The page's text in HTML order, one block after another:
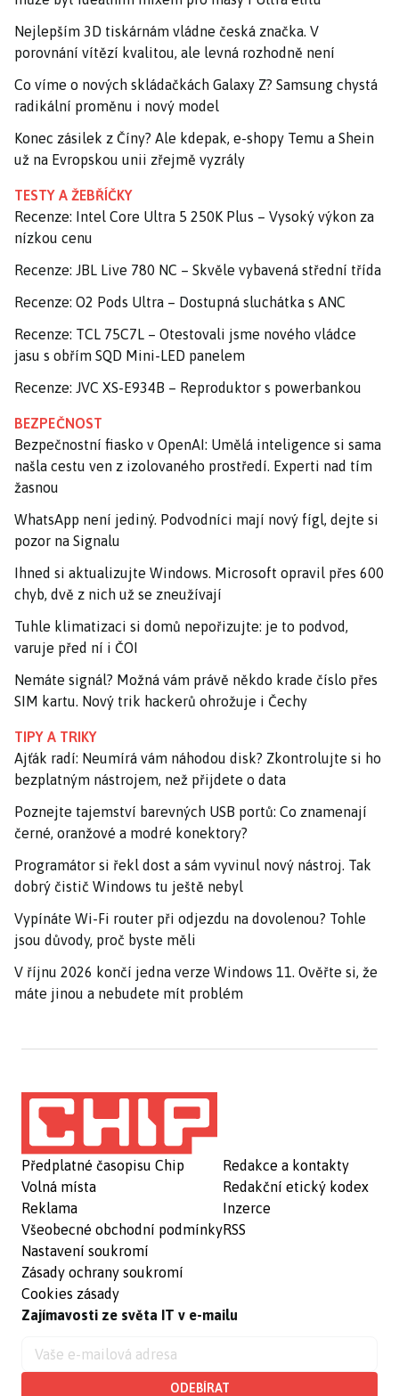
Nejlepším 3D tiskárnám vládne česká značka. V
porovnání vítězí kvalitou, ale levná rozhodně není
Co víme o nových skládačkách Galaxy Z? Samsung chystá
radikální proměnu i nový model
Konec zásilek z Číny? Ale kdepak, e-shopy Temu a Shein
už na Evropskou unii zřejmě vyzrály
TESTY A ŽEBŘÍČKY
Recenze: Intel Core Ultra 5 250K Plus – Vysoký výkon za
nízkou cenu
Recenze: JBL Live 780 NC – Skvěle vybavená střední třída
Recenze: O2 Pods Ultra – Dostupná sluchátka s ANC
Recenze: TCL 75C7L – Otestovali jsme nového vládce
jasu s obřím SQD Mini-LED panelem
Recenze: JVC XS-E934B – Reproduktor s powerbankou
BEZPEČNOST
Bezpečnostní fiasko v OpenAI: Umělá inteligence si sama
našla cestu ven z izolovaného prostředí. Experti nad tím
žasnou
WhatsApp není jediný. Podvodníci mají nový fígl, dejte si
pozor na Signalu
Ihned si aktualizujte Windows. Microsoft opravil přes 600
chyb, dvě z nich už se zneužívají
Tuhle klimatizaci si domů nepořizujte: je to podvod,
varuje před ní i ČOI
Nemáte signál? Možná vám právě někdo krade číslo přes
SIM kartu. Nový trik hackerů ohrožuje i Čechy
TIPY A TRIKY
Ajťák radí: Neumírá vám náhodou disk? Zkontrolujte si ho
bezplatným nástrojem, než přijdete o data
Poznejte tajemství barevných USB portů: Co znamenají
černé, oranžové a modré konektory?
Programátor si řekl dost a sám vyvinul nový nástroj. Tak
dobrý čistič Windows tu ještě nebyl
Vypínáte Wi-Fi router při odjezdu na dovolenou? Tohle
jsou důvody, proč byste měli
V říjnu 2026 končí jedna verze Windows 11. Ověřte si, že
máte jinou a nebudete mít problém
Předplatné časopisu Chip
Volná místa
Reklama
Všeobecné obchodní podmínky
Nastavení soukromí
Zásady ochrany soukromí
Cookies zásady
Redakce a kontakty
Redakční etický kodex
Inzerce
RSS
Zajímavosti ze světa IT v e-mailu
ODEBÍRAT